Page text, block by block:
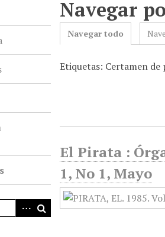
Navegar
Navegar todo
Etiquetas: Certamen de
El Pirata :
1, No 1, Mayo